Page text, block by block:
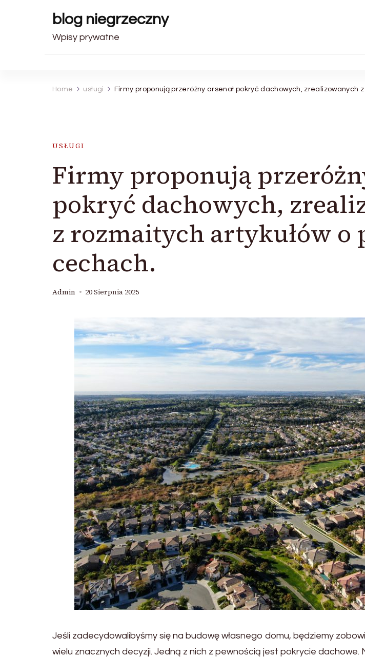
blog niegrzeczny
Wpisy prywatne
Home usługi Firmy proponują przeróżny arsenał pokryć dachowych, zrealizowanych
USŁUGI
Firmy proponują
pokryć dachowych,
z rozmaitych artykułów o
cechach.
Admin 20 Sierpnia 2025
Jeśli zadecydowalibyśmy się na budowę własnego domu, będziemy
wielu znacznych decyzji. Jedną z nich z pewnością jest pokrycie dachowe.